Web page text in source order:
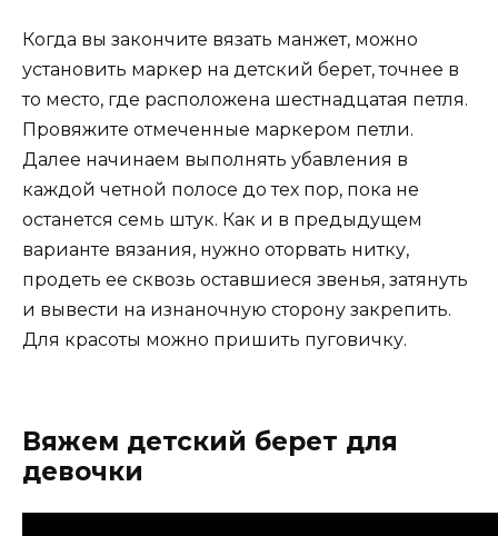
Когда вы закончите вязать манжет, можно
установить маркер на детский берет, точнее в
то место, где расположена шестнадцатая петля.
Провяжите отмеченные маркером петли.
Далее начинаем выполнять убавления в
каждой четной полосе до тех пор, пока не
останется семь штук. Как и в предыдущем
варианте вязания, нужно оторвать нитку,
продеть ее сквозь оставшиеся звенья, затянуть
и вывести на изнаночную сторону закрепить.
Для красоты можно пришить пуговичку.
Вяжем детский берет для
девочки